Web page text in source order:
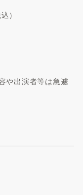
）
や出演者等は急遽